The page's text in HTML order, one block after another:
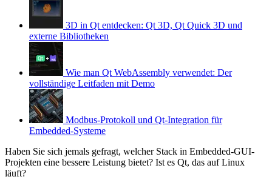
3D in Qt entdecken: Qt 3D, Qt Quick 3D und
externe Bibliotheken
Wie man Qt WebAssembly verwendet: Der
vollständige Leitfaden mit Demo
Modbus-Protokoll und Qt-Integration für
Embedded-Systeme
Haben Sie sich jemals gefragt, welcher Stack in Embedded-GUI-
Projekten eine bessere Leistung bietet? Ist es Qt, das auf Linux
läuft?